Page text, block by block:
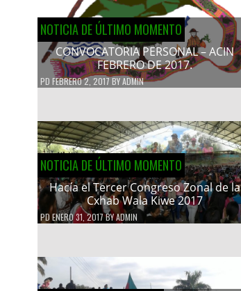
NOTICIA DE ÚLTIMO MOMENTO
CONVOCATORIA PERSONAL – ACIN
FEBRERO DE 2017.
PD FEBRERO 2, 2017BYADMIN
NOTICIA DE ÚLTIMO MOMENTO
Hacía el Tercer Congreso Zonal de la
Cxhab Wala Kiwe 2017
PDENERO 31, 2017BYADMIN